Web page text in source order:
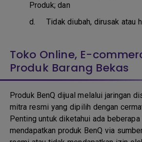
Produk; dan
d.Tidak diubah, dirusak atau
Toko Online, E-
Produk Barang Bekas
Produk BenQ dijual melalui jaringan
mitra resmi yang dipilih dengan
Penting untuk diketahui ada
mendapatkan produk BenQ via